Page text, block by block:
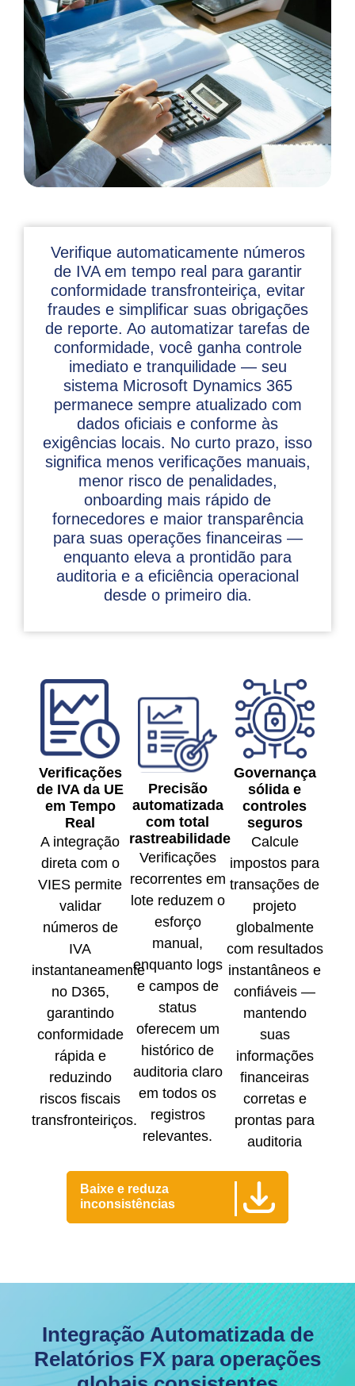
Verifique automaticamente números
de IVA em tempo real para garantir
conformidade transfronteiriça, evitar
fraudes e simplificar suas obrigações
de reporte. Ao automatizar tarefas de
conformidade, você ganha controle
imediato e tranquilidade — seu
sistema Microsoft Dynamics 365
permanece sempre atualizado com
dados oficiais e conforme às
exigências locais. No curto prazo, isso
significa menos verificações manuais,
menor risco de penalidades,
onboarding mais rápido de
fornecedores e maior transparência
para suas operações financeiras —
enquanto eleva a prontidão para
auditoria e a eficiência operacional
desde o primeiro dia.
Verificações
de IVA da UE
em Tempo
Real
A integração
direta com o
VIES permite
validar
números de
IVA
instantaneamente
no D365,
garantindo
conformidade
rápida e
reduzindo
riscos fiscais
transfronteiriços.
Precisão
automatizada
com total
rastreabilidade
Verificações
recorrentes em
lote reduzem o
esforço
manual,
enquanto logs
e campos de
status
oferecem um
histórico de
auditoria claro
em todos os
registros
relevantes.
Governança
sólida e
controles
seguros
Calcule
impostos para
transações de
projeto
globalmente
com resultados
instantâneos e
confiáveis —
mantendo
suas
informações
financeiras
corretas e
prontas para
auditoria
Baixe e reduza
inconsistências
Integração Automatizada de
Relatórios FX para operações